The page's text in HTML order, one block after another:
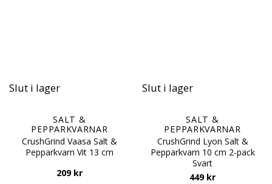
Slut i lager
SALT &
PEPPARKVARNAR
CrushGrind Vaasa Salt &
Pepparkvarn Vit 13 cm
209 kr
Slut i lager
SALT &
PEPPARKVARNAR
CrushGrind Lyon Salt &
Pepparkvarn 10 cm 2-pack
Svart
449 kr